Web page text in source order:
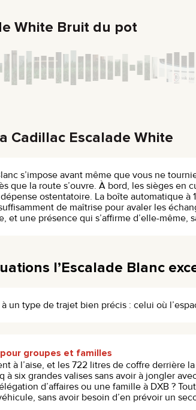
White Bruit du pot
Cadillac Escalade White
s’impose avant même que vous ne
que la route s’ouvre. À bord, les sièges
ostentatoire. La boîte automatique
de maîtrise pour avaler les
et une présence qui s’affirme d’elle-même,
l’Escalade Blanc
à un type de trajet bien précis : celui où
groupes et familles
à l’aise, et les 722 litres de coffre derrière
à six grandes valises sans avoir à jongler
d’affaires ou une famille à DXB ?
sans avoir besoin d’en prévoir un